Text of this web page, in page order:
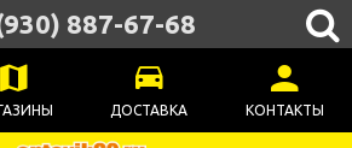
ДОСТАВКА КОНТАКТЫ
887-67-68